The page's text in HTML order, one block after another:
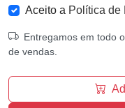
Aceito a Política de
Entregamos em todo
de vendas.